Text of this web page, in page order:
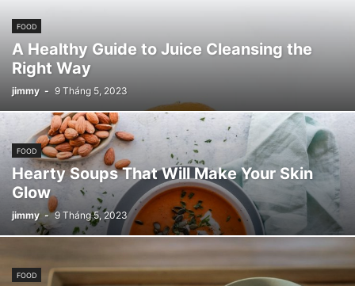
FOOD
A Healthy Guide to Juice Cleansing the
Right Way
jimmy - 9 Tháng 5, 2023
FOOD
Hearty Soups That Will Make Your Skin
Glow
jimmy - 9 Tháng 5, 2023
FOOD